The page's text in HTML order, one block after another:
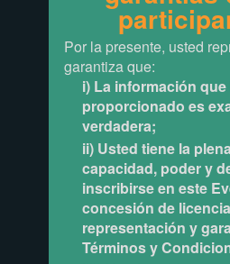
Por la presente, usted
garantiza que:
i) La información que
proporcionado es
verdadera;
ii) Usted tiene la
capacidad, poder y
inscribirse en este
concesión de
representación y
Términos y